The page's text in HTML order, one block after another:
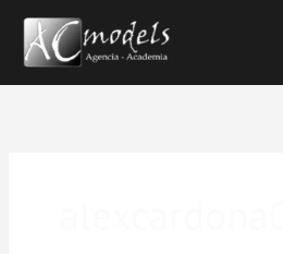
contenido